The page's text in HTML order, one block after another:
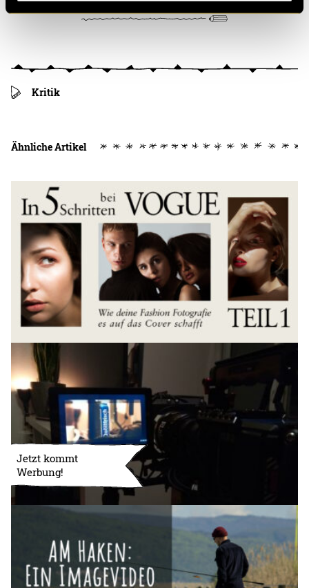
Kritik
Ähnliche Artikel
Jetzt kommt
Werbung!